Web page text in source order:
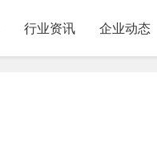
行业资讯 企业动态